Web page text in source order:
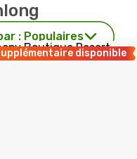
: Populaires
disponible